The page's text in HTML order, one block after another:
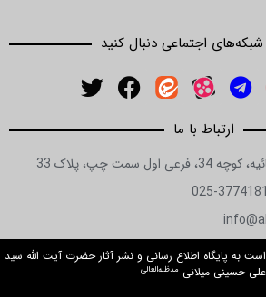
دنبال کنید
ما
رسانی و نشر آثار حضرت آیت الله سید
مدظله‌العالی